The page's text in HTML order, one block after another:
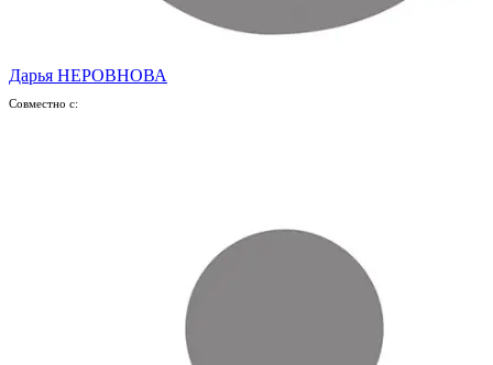
Дарья НЕРОВНОВА
Совместно с: